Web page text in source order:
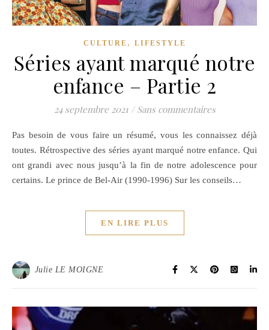
CULTURE , LIFESTYLE
Séries ayant marqué notre
enfance – Partie 2
24 septembre 2021 / Sans commentaires
Pas besoin de vous faire un résumé, vous les connaissez déjà
toutes. Rétrospective des séries ayant marqué notre enfance. Qui
ont grandi avec nous jusqu’à la fin de notre adolescence pour
certains. Le prince de Bel-Air (1990-1996) Sur les conseils…
EN LIRE PLUS
Julie LE MOIGNE